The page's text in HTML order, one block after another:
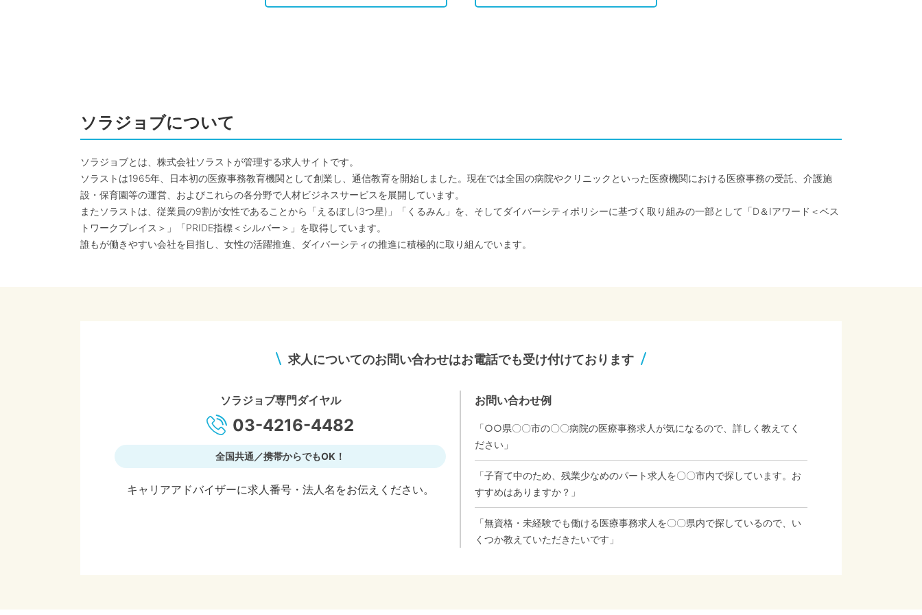
ソラジョブについて
ソラジョブとは、株式会社ソラストが管理する求人サイトです。
ソラストは1965年、日本初の医療事務教育機関として創業し、通信教育を開始しました。現在では全国の病院やクリニックといった医療機関における医療事務の受託、介護施
設・保育園等の運営、およびこれらの各分野で人材ビジネスサービスを展開しています。
またソラストは、従業員の9割が女性であることから「えるぼし(3つ星)」「くるみん」を、そしてダイバーシティポリシーに基づく取り組みの一部として「D＆Iアワード＜ベス
トワークプレイス＞」「PRIDE指標＜シルバー＞」を取得しています。
誰もが働きやすい会社を目指し、女性の活躍推進、ダイバーシティの推進に積極的に取り組んでいます。
求人についてのお問い合わせはお電話でも受け付けております
ソラジョブ専門ダイヤル
03-4216-4482
全国共通／携帯からでもOK！
キャリアアドバイザーに求人番号・法人名をお伝えください。
お問い合わせ例
「○○県〇〇市の〇〇病院の医療事務求人が気になるので、詳しく教えてく
ださい」
「子育て中のため、残業少なめのパート求人を〇〇市内で探しています。お
すすめはありますか？」
「無資格・未経験でも働ける医療事務求人を〇〇県内で探しているので、い
くつか教えていただきたいです」